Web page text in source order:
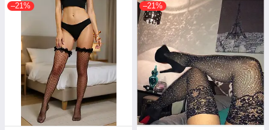
–21% –21%